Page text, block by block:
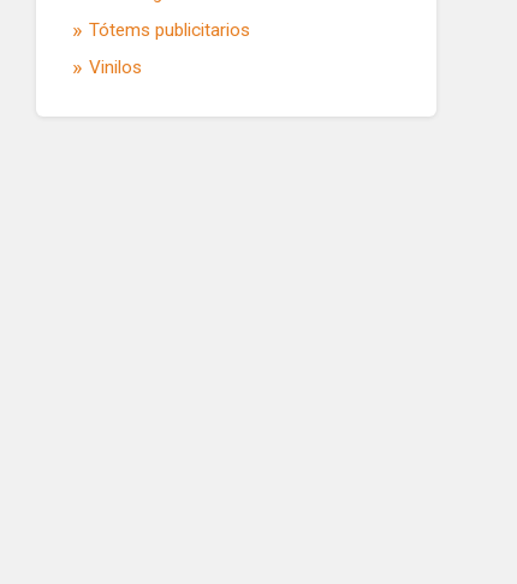
Tótems publicitarios
Vinilos